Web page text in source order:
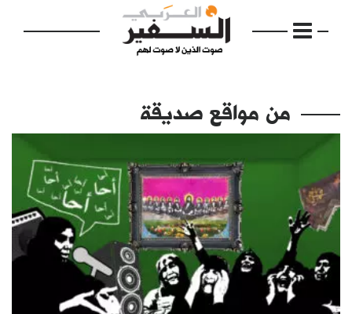
مواضيع
إفتتاحية
فكرة
دفاتر
من مواقع صديقة